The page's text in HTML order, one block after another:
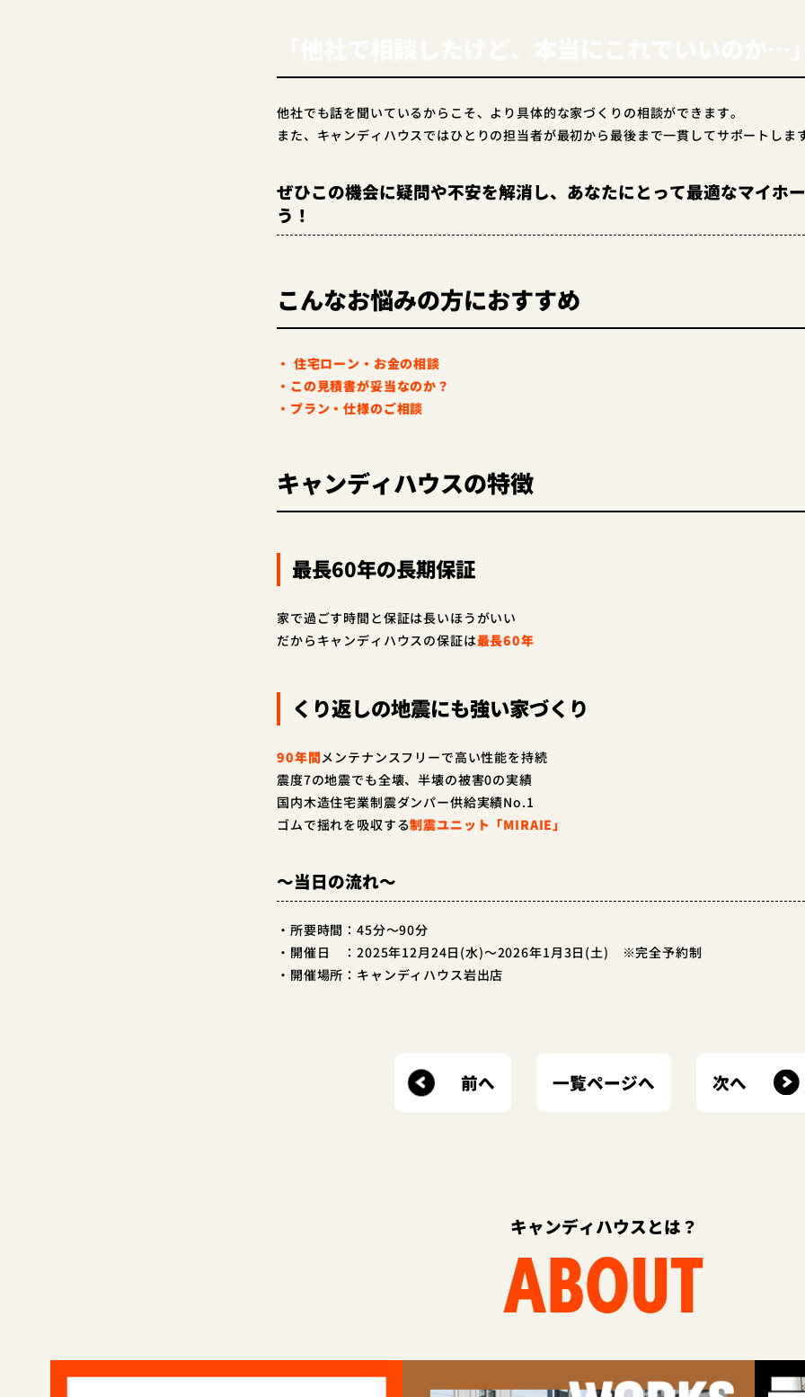
他社でも話を聞いているからこそ、より具体的な家づくりの相談ができます。
また、キャンディハウスではひとりの担当者が最初から最後まで一貫してサポートしま
ぜひこの機会に疑問や不安を解消し、あなたにとって最適なマイホ
う！
こんなお悩みの方におすすめ
・ 住宅ローン・お金の相談
・この見積書が妥当なのか？
・プラン・仕様のご相談
キャンディハウスの特徴
最長60年の長期保証
家で過ごす時間と保証は長いほうがいい
だからキャンディハウスの保証は最長60年
くり返しの地震にも強い家づくり
90年間メンテナンスフリーで高い性能を持続
震度7の地震でも全壊、半壊の被害0の実績
国内木造住宅業制震ダンパー供給実績No.1
ゴムで揺れを吸収する制震ユニット「MIRAIE」
～当日の流れ～
・所要時間：45分～90分
・開催日 ：2025年12月24日(水)～2026年1月3日(土) ※完全予約制
・開催場所：キャンディハウス岩出店
前へ 一覧ページへ 次へ
キャンディハウスとは？
ABOUT